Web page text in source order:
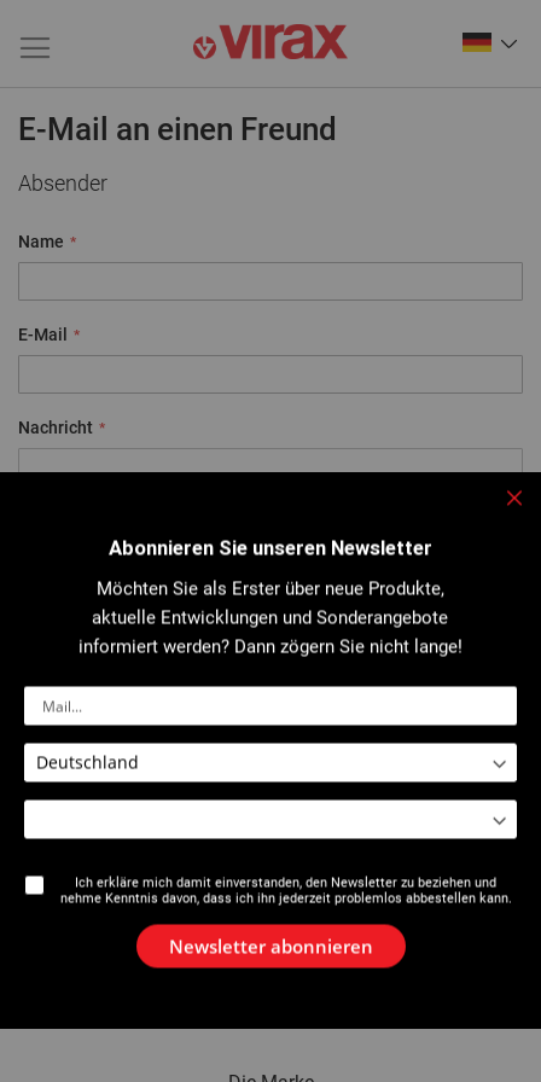
E-Mail an einen Freund
Absender
Name
E-Mail
Nachricht
E-Mail
Einen Gast hinzufügen
Abonnieren Sie unseren Newsletter
Möchten Sie als Erster über neue Produkte,
aktuelle Entwicklungen und Sonderangebote
informiert werden? Dann zögern Sie nicht lange!
Ich erkläre mich damit einverstanden, den Newsletter zu beziehen und
nehme Kenntnis davon, dass ich ihn jederzeit problemlos abbestellen kann.
Newsletter abonnieren